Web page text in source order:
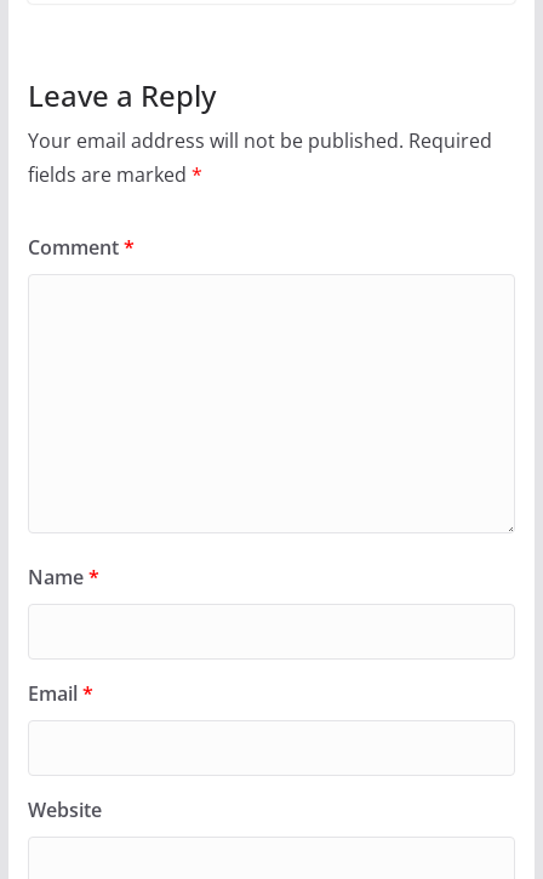
Leave a Reply
Your email address will not be published. Required
fields are marked *
Comment*
Name*
Email*
Website